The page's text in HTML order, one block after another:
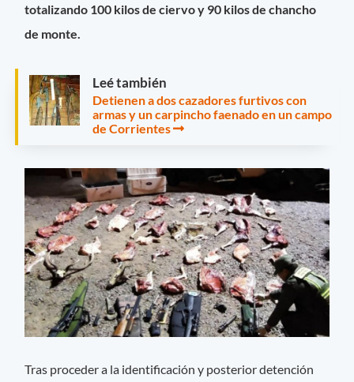
totalizando 100 kilos de ciervo y 90 kilos de chancho
de monte.
Leé también
Detienen a dos cazadores furtivos con
armas y un carpincho faenado en un campo
de Corrientes
Tras proceder a la identificación y posterior detención